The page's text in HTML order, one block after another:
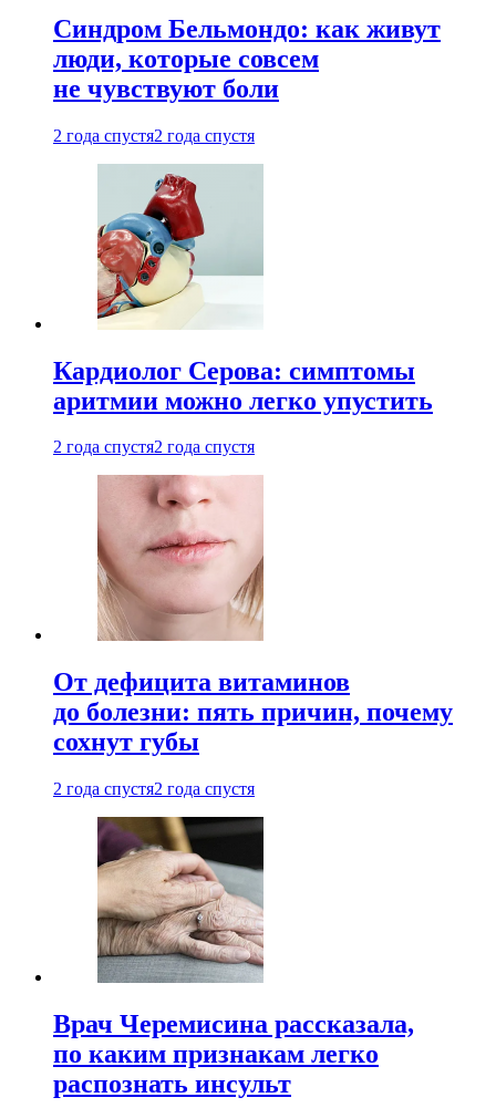
Синдром Бельмондо: как живут
люди, которые совсем
не чувствуют боли
2 года спустя2 года спустя
Кардиолог Серова: симптомы
аритмии можно легко упустить
2 года спустя2 года спустя
От дефицита витаминов
до болезни: пять причин, почему
сохнут губы
2 года спустя2 года спустя
Врач Черемисина рассказала,
по каким признакам легко
распознать инсульт